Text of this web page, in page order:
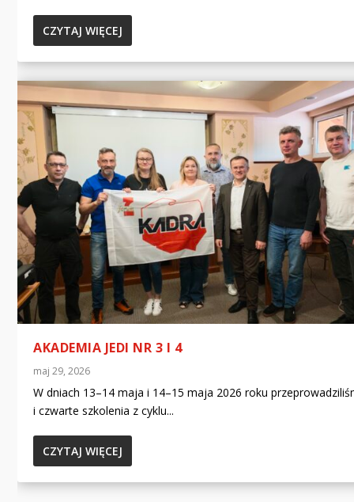
CZYTAJ WIĘCEJ
AKADEMIA JEDI NR 3 I 4
maj 29, 2026
W dniach 13–14 maja i 14–15 maja 2026 roku
i czwarte szkolenia z cyklu...
CZYTAJ WIĘCEJ